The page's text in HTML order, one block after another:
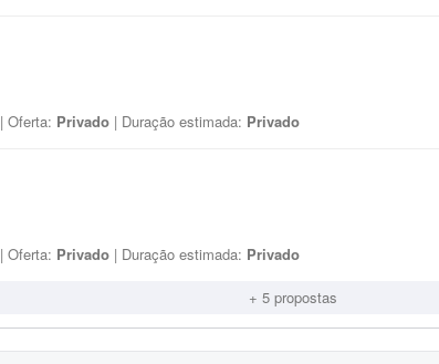
| Oferta: Privado | Duração estimada: Privado
| Oferta: Privado | Duração estimada: Privado
+ 5 propostas